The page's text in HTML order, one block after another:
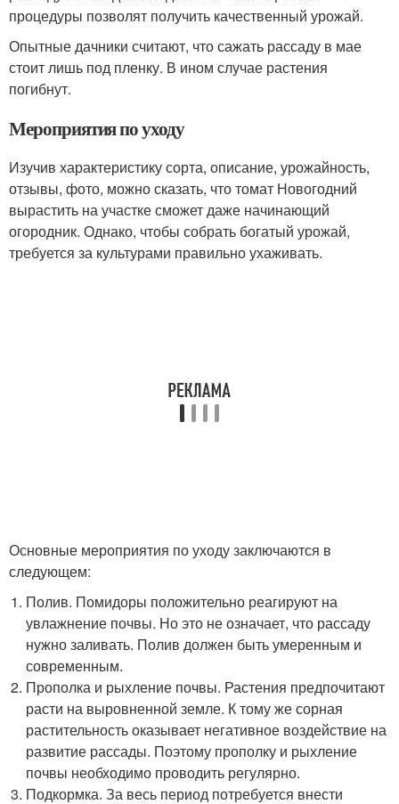
процедуры позволят получить качественный урожай.
Опытные дачники считают, что сажать рассаду в мае
стоит лишь под пленку. В ином случае растения
погибнут.
Мероприятия по уходу
Изучив характеристику сорта, описание, урожайность,
отзывы, фото, можно сказать, что томат Новогодний
вырастить на участке сможет даже начинающий
огородник. Однако, чтобы собрать богатый урожай,
требуется за культурами правильно ухаживать.
Основные мероприятия по уходу заключаются в
следующем:
Полив. Помидоры положительно реагируют на
увлажнение почвы. Но это не означает, что рассаду
нужно заливать. Полив должен быть умеренным и
современным.
Прополка и рыхление почвы. Растения предпочитают
расти на выровненной земле. К тому же сорная
растительность оказывает негативное воздействие на
развитие рассады. Поэтому прополку и рыхление
почвы необходимо проводить регулярно.
Подкормка. За весь период потребуется внести